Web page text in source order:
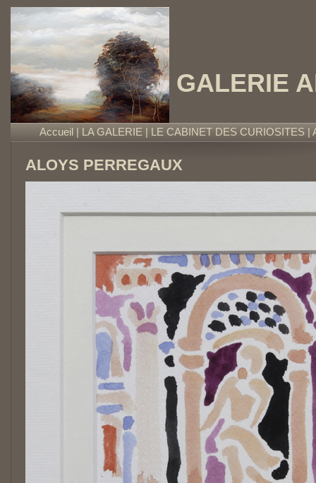
GALERIE
Accueil | LA GALERIE | LE CABINET DES CURIOSITES |
ALOYS PERREGAUX